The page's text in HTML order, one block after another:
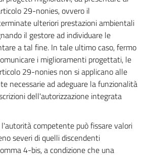
29-nonies, ovvero il
ulteriori prestazioni ambientali
il gestore ad individuare le
a tal fine. In tale ultimo caso, fermo
i miglioramenti progettati, le
29-nonies non si applicano alle
necessarie ad adeguare la funzionalità
dell'autorizzazione integrata
l'autorità competente può fissare valori
severi di quelli discendenti
4-bis, a condizione che una